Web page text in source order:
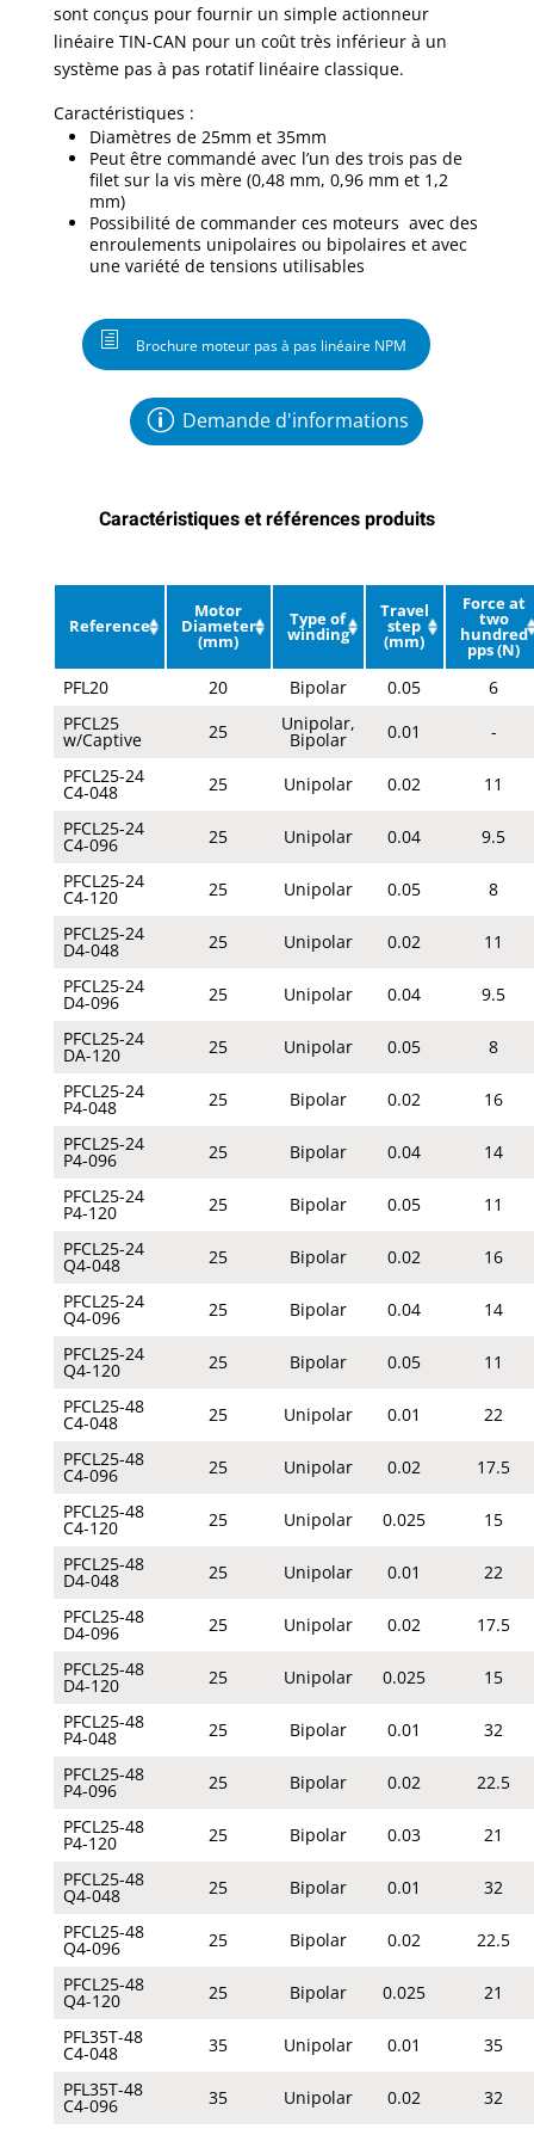
sont conçus pour fournir un simple actionneur
linéaire TIN-CAN pour un coût très inférieur à un
système pas à pas rotatif linéaire classique.
Caractéristiques :
Diamètres de 25mm et 35mm
Peut être commandé avec l’un des trois pas de
filet sur la vis mère (0,48 mm, 0,96 mm et 1,2
mm)
Possibilité de commander ces moteurs avec des
enroulements unipolaires ou bipolaires et avec
une variété de tensions utilisables
Brochure moteur pas à pas linéaire NPM
Demande d'informations
Caractéristiques et références produits
Reference
Motor
Diameter
(mm)
Type of
winding
Travel
step
(mm)
Force at
two
hundred
pps (N)
PFL20 20 Bipolar 0.05
6
PFCL25
w/Captive 25 Unipolar,
Bipolar 0.01
-
PFCL25-24
C4-048 25 Unipolar 0.02
11
PFCL25-24
C4-096 25 Unipolar 0.04
9.5
PFCL25-24
C4-120 25 Unipolar 0.05
8
PFCL25-24
D4-048 25 Unipolar 0.02
11
PFCL25-24
D4-096 25 Unipolar 0.04
9.5
PFCL25-24
DA-120 25 Unipolar 0.05
8
PFCL25-24
P4-048 25 Bipolar 0.02
16
PFCL25-24
P4-096 25 Bipolar 0.04
14
PFCL25-24
P4-120 25 Bipolar 0.05
11
PFCL25-24
Q4-048 25 Bipolar 0.02
16
PFCL25-24
Q4-096 25 Bipolar 0.04
14
PFCL25-24
Q4-120 25 Bipolar 0.05
11
PFCL25-48
C4-048 25 Unipolar 0.01
22
PFCL25-48
C4-096 25 Unipolar 0.02
17.5
PFCL25-48
C4-120 25 Unipolar 0.025
15
PFCL25-48
D4-048 25 Unipolar 0.01
22
PFCL25-48
D4-096 25 Unipolar 0.02
17.5
PFCL25-48
D4-120 25 Unipolar 0.025
15
PFCL25-48
P4-048 25 Bipolar 0.01
32
PFCL25-48
P4-096 25 Bipolar 0.02
22.5
PFCL25-48
P4-120 25 Bipolar 0.03
21
PFCL25-48
Q4-048 25 Bipolar 0.01
32
PFCL25-48
Q4-096 25 Bipolar 0.02
22.5
PFCL25-48
Q4-120 25 Bipolar 0.025
21
PFL35T-48
C4-048 35 Unipolar 0.01
35
PFL35T-48
C4-096 35 Unipolar 0.02 32